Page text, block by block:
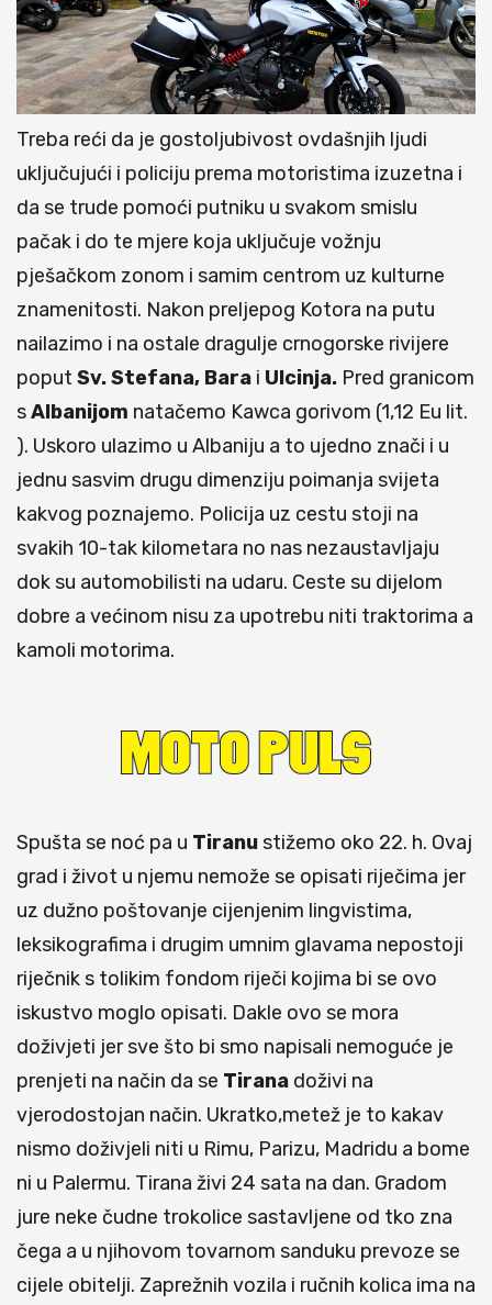
Treba reći da je gostoljubivost ovdašnjih ljudi
uključujući i policiju prema motoristima izuzetna i
da se trude pomoći putniku u svakom smislu
pačak i do te mjere koja uključuje vožnju
pješačkom zonom i samim centrom uz kulturne
znamenitosti. Nakon preljepog Kotora na putu
nailazimo i na ostale dragulje crnogorske rivijere
poput Sv. Stefana, Bara i Ulcinja. Pred granicom
sAlbanijom natačemo Kawca gorivom (1,12 Eu lit.
). Uskoro ulazimo u Albaniju a to ujedno znači i u
jednu sasvim drugu dimenziju poimanja svijeta
kakvog poznajemo. Policija uz cestu stoji na
svakih 10-tak kilometara no nas nezaustavljaju
dok su automobilisti na udaru. Ceste su dijelom
dobre a većinom nisu za upotrebu niti traktorima a
kamoli motorima.
Spušta se noć pa u Tiranustižemo oko 22. h. Ovaj
grad i život u njemu nemože se opisati riječima jer
uz dužno poštovanje cijenjenim lingvistima,
leksikografima i drugim umnim glavama nepostoji
riječnik s tolikim fondom riječi kojima bi se ovo
iskustvo moglo opisati. Dakle ovo se mora
doživjeti jer sve što bi smo napisali nemoguće je
prenjeti na način da se Tirana doživi na
vjerodostojan način. Ukratko,metež je to kakav
nismo doživjeli niti u Rimu, Parizu, Madridu a bome
ni u Palermu. Tirana živi 24 sata na dan. Gradom
jure neke čudne trokolice sastavljene od tko zna
čega a u njihovom tovarnom sanduku prevoze se
cijele obitelji. Zaprežnih vozila i ručnih kolica ima na